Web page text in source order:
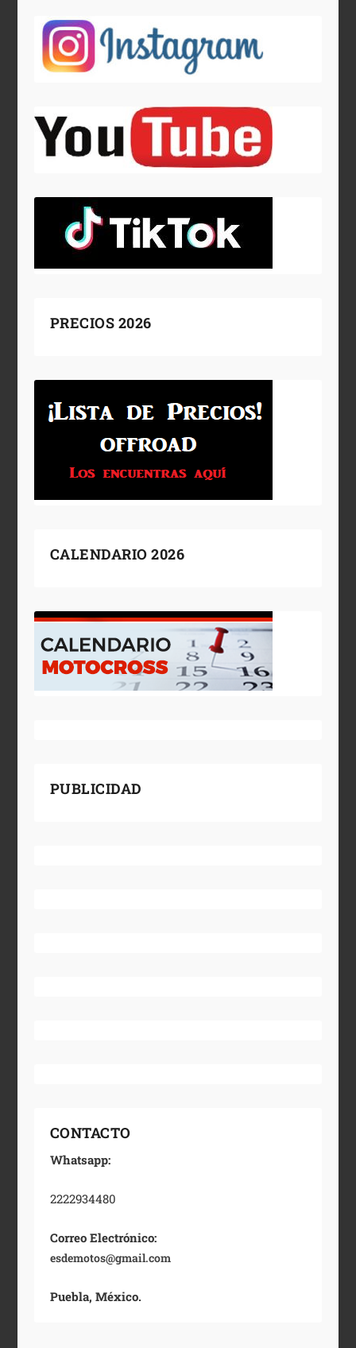
PRECIOS 2026
CALENDARIO 2026
PUBLICIDAD
CONTACTO
Whatsapp:
2222934480
Correo Electrónico:
esdemotos@gmail.com
Puebla, México.